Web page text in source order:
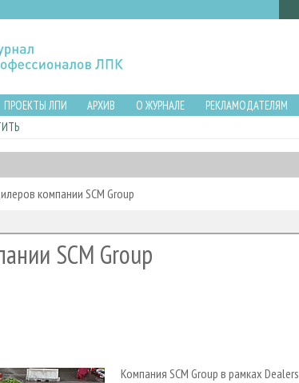
ПРОЕКТЫ ЛПИ АРХИВ О ЖУРНАЛЕ
РЕКЛАМОДАТЕЛЯМ
компании SCM Group
SCM Group
Компания SCM Group в рамках Dealers